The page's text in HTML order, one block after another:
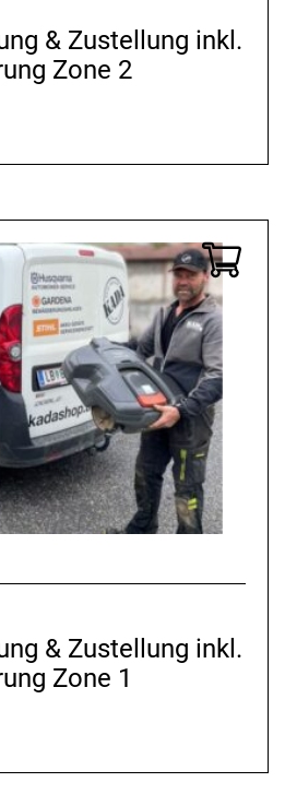
& Zustellung inkl.
Zone 2
& Zustellung inkl.
Zone 1